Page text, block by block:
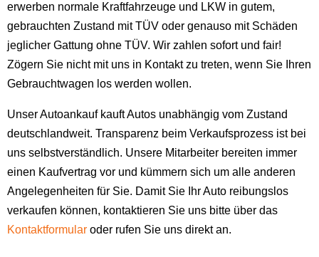
erwerben normale Kraftfahrzeuge und LKW in gutem,
gebrauchten Zustand mit TÜV oder genauso mit Schäden
jeglicher Gattung ohne TÜV. Wir zahlen sofort und fair!
Zögern Sie nicht mit uns in Kontakt zu treten, wenn Sie Ihren
Gebrauchtwagen los werden wollen.
Unser Autoankauf kauft Autos unabhängig vom Zustand
deutschlandweit. Transparenz beim Verkaufsprozess ist bei
uns selbstverständlich. Unsere Mitarbeiter bereiten immer
einen Kaufvertrag vor und kümmern sich um alle anderen
Angelegenheiten für Sie. Damit Sie Ihr Auto reibungslos
verkaufen können, kontaktieren Sie uns bitte über das
Kontaktformular oder rufen Sie uns direkt an.